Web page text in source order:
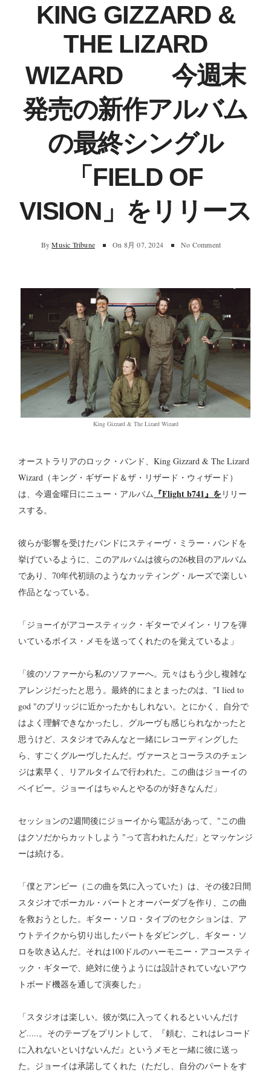
KING GIZZARD &
THE LIZARD
WIZARD 今週末
発売の新作アルバム
の最終シングル
「FIELD OF
VISION」をリリース
By Music Tribune On 8月 07, 2024 No Comment
King Gizzard & The Lizard Wizard
オーストラリアのロック・バンド、King Gizzard & The Lizard
Wizard（キング・ギザード＆ザ・リザード・ウィザード）
は、今週金曜日にニュー・アルバム 『Flight b741』をリリー
スする。
彼らが影響を受けたバンドにスティーヴ・ミラー・バンドを
挙げているように、このアルバムは彼らの26枚目のアルバム
であり、70年代初頭のようなカッティング・ルーズで楽しい
作品となっている。
「ジョーイがアコースティック・ギターでメイン・リフを弾
いているボイス・メモを送ってくれたのを覚えているよ」
「彼のソファーから私のソファーへ。元々はもう少し複雑な
アレンジだったと思う。最終的にまとまったのは、"I lied to
god "のブリッジに近かったかもしれない。とにかく、自分で
はよく理解できなかったし、グルーヴも感じられなかったと
思うけど、スタジオでみんなと一緒にレコーディングした
ら、すごくグルーヴしたんだ。ヴァースとコーラスのチェン
ジは素早く、リアルタイムで行われた。この曲はジョーイの
ベイビー。ジョーイはちゃんとやるのが好きなんだ」
セッションの2週間後にジョーイから電話があって、"この曲
はクソだからカットしよう "って言われたんだ」とマッケンジ
ーは続ける。
「僕とアンビー（この曲を気に入っていた）は、その後2日間
スタジオでボーカル・パートとオーバーダブを作り、この曲
を救おうとした。ギター・ソロ・タイプのセクションは、ア
ウトテイクから切り出したパートをダビングし、ギター・ソ
ロを吹き込んだ。それは100ドルのハーモニー・アコースティ
ック・ギターで、絶対に使うようには設計されていないアウ
トボード機器を通して演奏した」
「スタジオは楽しい。彼が気に入ってくれるといいんだけ
ど.....。そのテープをプリントして、『頼む、これはレコード
に入れないといけないんだ』というメモと一緒に彼に送っ
た。ジョーイは承諾してくれた（ただし、自分のパートをす